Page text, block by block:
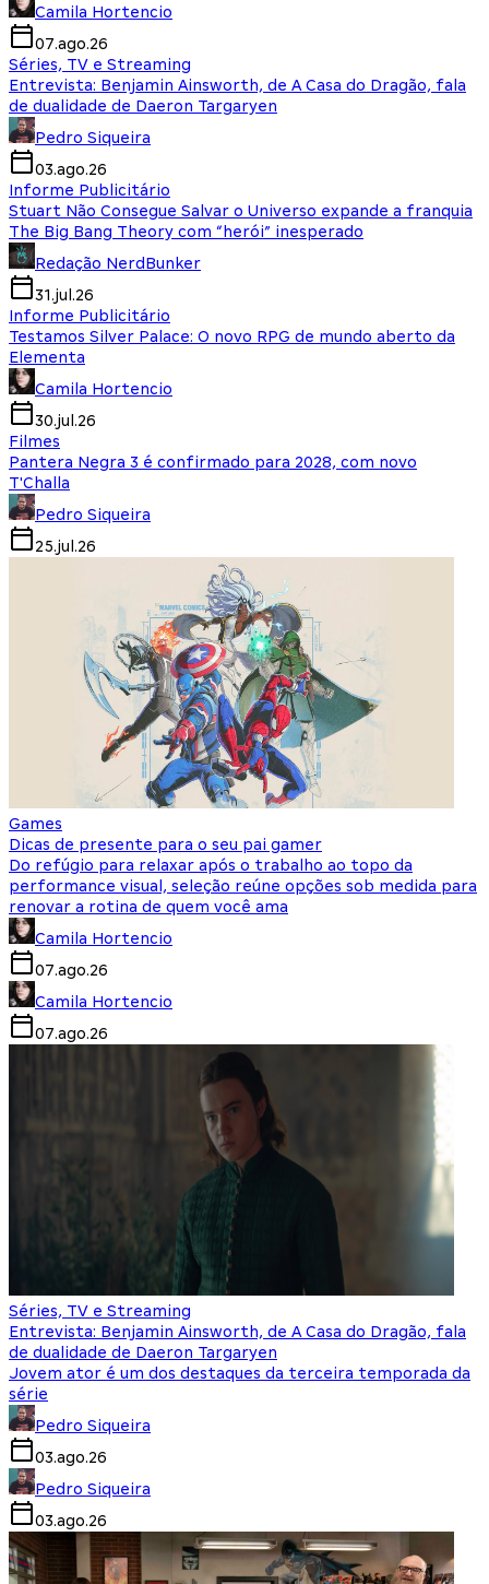
Camila Hortencio
07.ago.26
Séries, TV e Streaming
Entrevista: Benjamin Ainsworth, de A Casa do Dragão, fala
de dualidade de Daeron Targaryen
Pedro Siqueira
03.ago.26
Informe Publicitário
Stuart Não Consegue Salvar o Universo expande a franquia
The Big Bang Theory com “herói” inesperado
Redação NerdBunker
31.jul.26
Informe Publicitário
Testamos Silver Palace: O novo RPG de mundo aberto da
Elementa
Camila Hortencio
30.jul.26
Filmes
Pantera Negra 3 é confirmado para 2028, com novo
T'Challa
Pedro Siqueira
25.jul.26
Games
Dicas de presente para o seu pai gamer
Do refúgio para relaxar após o trabalho ao topo da
performance visual, seleção reúne opções sob medida para
renovar a rotina de quem você ama
Camila Hortencio
07.ago.26
Camila Hortencio
07.ago.26
Séries, TV e Streaming
Entrevista: Benjamin Ainsworth, de A Casa do Dragão, fala
de dualidade de Daeron Targaryen
Jovem ator é um dos destaques da terceira temporada da
série
Pedro Siqueira
03.ago.26
Pedro Siqueira
03.ago.26